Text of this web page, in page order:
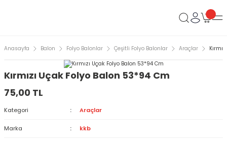
Anasayfa Balon Folyo Balonlar Çeşitli Folyo Balonlar Araçlar
Kırmızı Uçak Folyo Balon 53*94 Cm
75,00 TL
Kategori Araçlar
Marka kkb